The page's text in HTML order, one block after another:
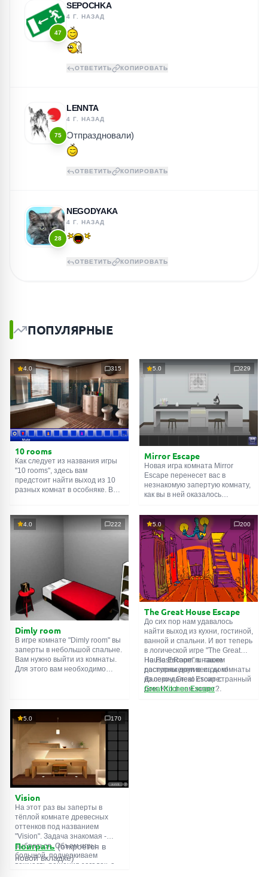
47
SEPOCHKA
4 Г. НАЗАД
ОТВЕТИТЬ КОПИРОВАТЬ
75
LENNTA
4 Г. НАЗАД
Отпраздновали)
ОТВЕТИТЬ КОПИРОВАТЬ
28
NEGODYAKA
4 Г. НАЗАД
ОТВЕТИТЬ КОПИРОВАТЬ
ПОПУЛЯРНЫЕ
4.0 315
10 rooms
Как следует из названия игры
"10 rooms", здесь вам
предстоит найти выход из 10
разных комнат в особняке. В
их, чтобы выйти. Выход из
одной комнаты является
5.0 229
Mirror Escape
Новая игра комната Mirror
Escape перенесет вас в
незнакомую запертую комнату,
как вы в ней оказалось
смекалки попробуйте решить
все, приготовленные авторами
для вас, головоломки и найти
выход на свободу.
Внимательно осмотрите
помещение, возможно вы
сможете найти какие-нибудь
подсказки. Желаем удачи!
4.0 222
Dimly room
В игре комнате "Dimly room" вы
заперты в небольшой спальне.
Вам нужно выйти из комнаты.
Для этого вам необходимо
5.0 200
The Great House Escape
До сих пор нам удавалось
найти выход из кухни, гостиной,
ванной и спальни. И вот теперь
в логической игре "The Great
House Escape" в нашем
распоряжении весь дом!
Далеко-далеко стоит странный
дом. Кто в нем живет?
На FlashRoom.ru также
доступны другие игры комнаты
из серии Great Escape:
Great Kitchen Escape
5.0 170
Vision
На этот раз вы заперты в
тёплой комнате древесных
оттенков под названием
"Vision". Задача знакомая -
выбраться. Объем игры
большой, подчеркиваем
важность решения загадок, а
Поиграть(откроется в
новой вкладке)